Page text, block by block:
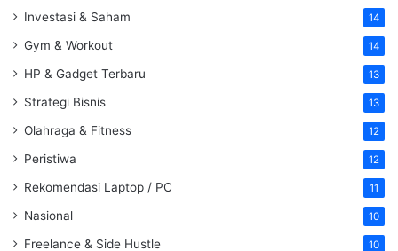
Investasi & Saham 14
Gym & Workout 14
HP & Gadget Terbaru 13
Strategi Bisnis 13
Olahraga & Fitness 12
Peristiwa 12
Rekomendasi Laptop / PC 11
Nasional 10
Freelance & Side Hustle 10